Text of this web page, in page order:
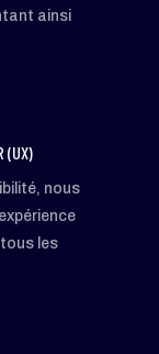
ainsi
(UX)
nous
les